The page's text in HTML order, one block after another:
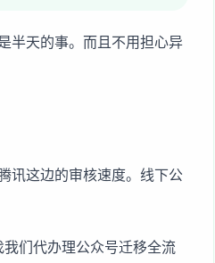
半天的事。而且不用担心异
讯这边的审核速度。线下公
们代办理公众号迁移全流